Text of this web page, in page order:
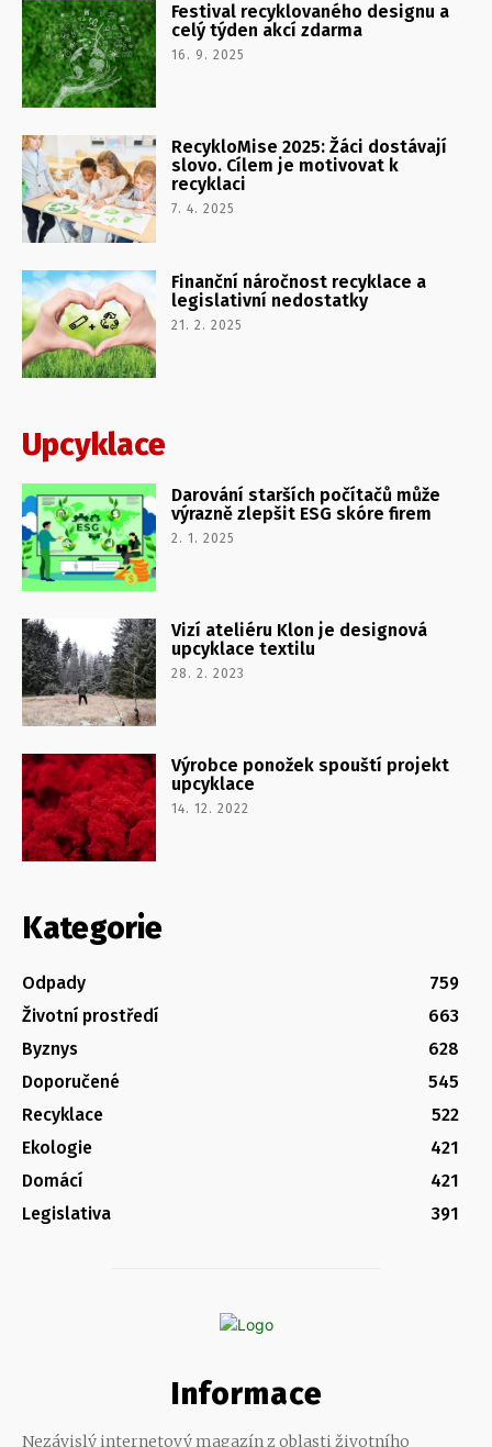
Festival recyklovaného designu a
celý týden akcí zdarma
16. 9. 2025
RecykloMise 2025: Žáci dostávají
slovo. Cílem je motivovat k
recyklaci
7. 4. 2025
Finanční náročnost recyklace a
legislativní nedostatky
21. 2. 2025
Upcyklace
Darování starších počítačů může
výrazně zlepšit ESG skóre firem
2. 1. 2025
Vizí ateliéru Klon je designová
upcyklace textilu
28. 2. 2023
Výrobce ponožek spouští projekt
upcyklace
14. 12. 2022
Kategorie
Odpady
759
Životní prostředí
663
Byznys
628
Doporučené
545
Recyklace
522
Ekologie
421
Domácí
421
Legislativa
391
Informace
Nezávislý internetový magazín z oblasti životního